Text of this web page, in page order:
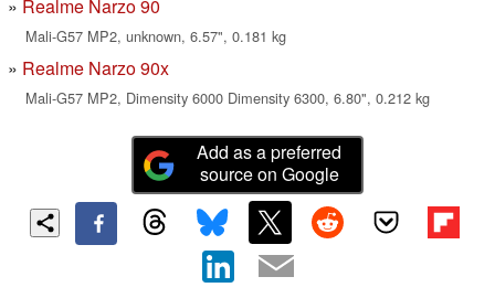
Realme Narzo 90
Mali-G57 MP2, unknown, 6.57", 0.181 kg
Realme Narzo 90x
Mali-G57 MP2, Dimensity 6000 Dimensity 6300, 6.80", 0.212 kg
Add as a preferred
source on Google